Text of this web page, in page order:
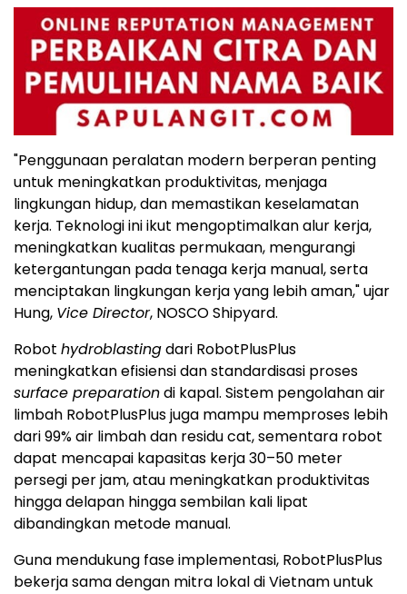
"Penggunaan peralatan modern berperan penting
untuk meningkatkan produktivitas, menjaga
lingkungan hidup, dan memastikan keselamatan
kerja. Teknologi ini ikut mengoptimalkan alur kerja,
meningkatkan kualitas permukaan, mengurangi
ketergantungan pada tenaga kerja manual, serta
menciptakan lingkungan kerja yang lebih aman," ujar
Hung, Vice Director, NOSCO Shipyard.
Robot hydroblastingdari RobotPlusPlus
meningkatkan efisiensi dan standardisasi proses
surface preparationdi kapal. Sistem pengolahan air
limbah RobotPlusPlus juga mampu memproses lebih
dari 99% air limbah dan residu cat, sementara robot
dapat mencapai kapasitas kerja 30–50 meter
persegi per jam, atau meningkatkan produktivitas
hingga delapan hingga sembilan kali lipat
dibandingkan metode manual.
Guna mendukung fase implementasi, RobotPlusPlus
bekerja sama dengan mitra lokal di Vietnam untuk